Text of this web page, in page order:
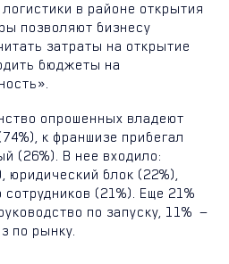
в районе открытия
позволяют бизнесу
затраты на открытие
бюджеты на
опрошенных владеют
к франшизе прибегал
(26%). В нее входило:
юридический блок (22%),
(21%). Еще 21%
по запуску, 11% —
по рынку.